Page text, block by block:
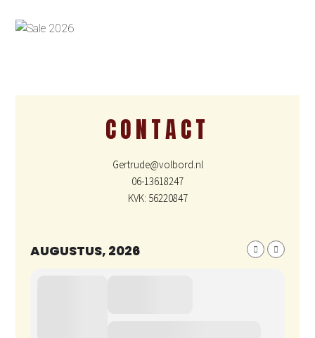
CONTACT
Gertrude@volbord.nl
06-13618247
KVK: 56220847
AUGUSTUS, 2026